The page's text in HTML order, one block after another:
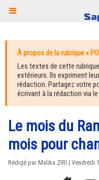
À propos de la rubrique «
Les textes de cette
extérieurs. Ils expriment
rédaction. Partagez votre
écrivant à la rédaction via le
Le mois du
mois pour
Rédigé par Malika ZIRI | Vendredi